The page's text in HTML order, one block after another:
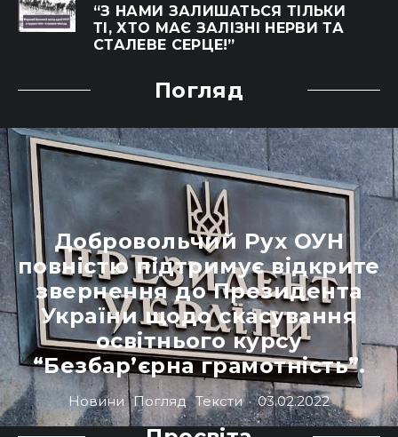
“З НАМИ ЗАЛИШАТЬСЯ ТІЛЬКИ
ТІ, ХТО МАЄ ЗАЛІЗНІ НЕРВИ ТА
СТАЛЕВЕ СЕРЦЕ!”
Погляд
Добровольчий Рух ОУН
повністю підтримує відкрите
звернення до Президента
України щодо скасування
освітнього курсу
“Безбар’єрна грамотність”.
Новини Погляд Тексти · 03.02.2022